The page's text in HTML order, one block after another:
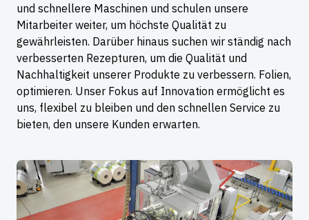
und schnellere Maschinen und schulen unsere
Mitarbeiter weiter, um höchste Qualität zu
gewährleisten. Darüber hinaus suchen wir ständig nach
verbesserten Rezepturen, um die Qualität und
Nachhaltigkeit unserer Produkte zu verbessern. Folien,
optimieren. Unser Fokus auf Innovation ermöglicht es
uns, flexibel zu bleiben und den schnellen Service zu
bieten, den unsere Kunden erwarten.